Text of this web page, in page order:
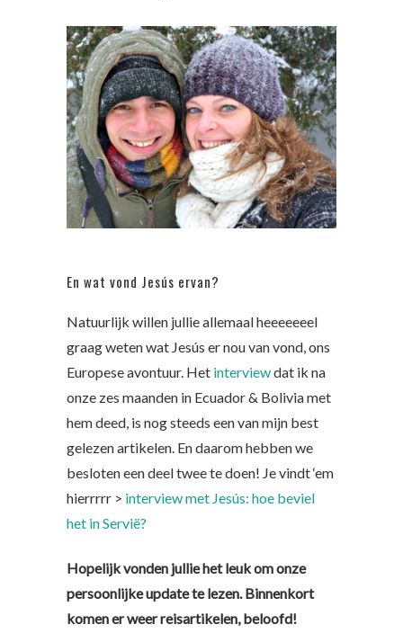
En wat vond Jesús ervan?
Natuurlijk willen jullie allemaal heeeeeeel
graag weten wat Jesús er nou van vond, ons
Europese avontuur. Het interviewdat ik na
onze zes maanden in Ecuador & Bolivia met
hem deed, is nog steeds een van mijn best
gelezen artikelen. En daarom hebben we
besloten een deel twee te doen! Je vindt ‘em
hierrrrr > interview met Jesús: hoe beviel
het in Servië?
Hopelijk vonden jullie het leuk om onze
persoonlijke update te lezen. Binnenkort
komen er weer reisartikelen, beloofd!